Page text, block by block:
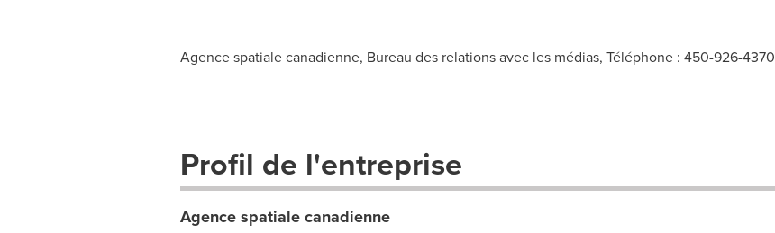
Agence spatiale canadienne, Bureau des relations avec les médias, Téléphone : 450-926-4370
Profil de l'entreprise
Agence spatiale canadienne